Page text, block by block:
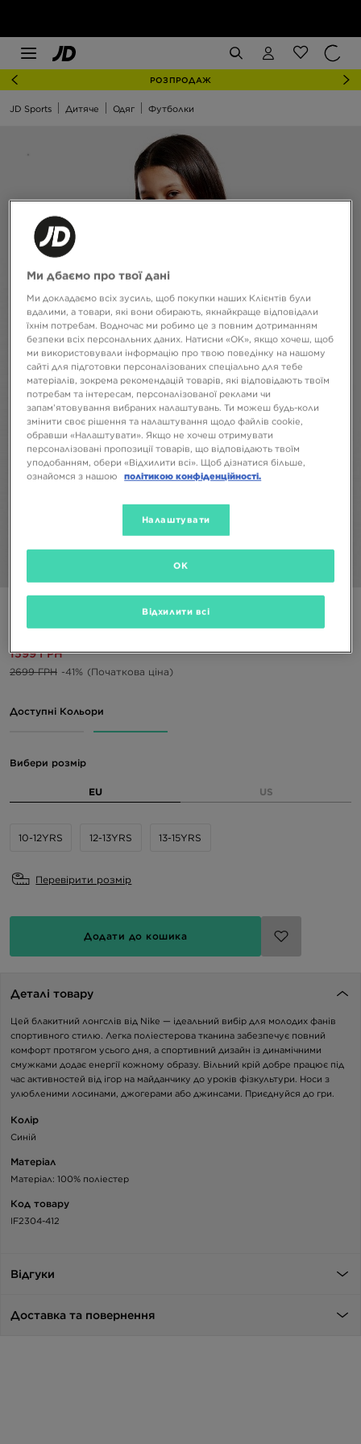
РОЗПРОДАЖ
JD Sports Дитяче Одяг Футболки
NIKE ФУТБОЛКА MESH JERSEY LS ТОП BOY
1599 ГРН
2699 ГРН -41% (Початкова ціна)
Доступні Кольори
Вибери розмір
EU US
10-12YRS 12-13YRS 13-15YRS
Перевірити розмір
Додати до кошика
Деталі товару
Цей блакитний лонгслів від Nike — ідеальний вибір для молодих фанів
спортивного стилю. Легка поліестерова тканина забезпечує повний
комфорт протягом усього дня, а спортивний дизайн із динамічними
смужками додає енергії кожному образу. Вільний крій добре працює під
час активностей від ігор на майданчику до уроків фізкультури. Носи з
улюбленими лосинами, джогерами або джинсами. Приєднуйся до гри.
Колір
Синій
Матеріал
Матеріал: 100% поліестер
Код товару
IF2304-412
Відгуки
Доставка та повернення
Ми дбаємо про твої дані
Ми докладаємо всіх зусиль, щоб покупки наших Клієнтів були
вдалими, а товари, які вони обирають, якнайкраще відповідали
їхнім потребам. Водночас ми робимо це з повним дотриманням
безпеки всіх персональних даних. Натисни «OK», якщо хочеш, щоб
ми використовували інформацію про твою поведінку на нашому
сайті для підготовки персоналізованих спеціально для тебе
матеріалів, зокрема рекомендацій товарів, які відповідають твоїм
потребам та інтересам, персоналізованої реклами чи
запам’ятовування вибраних налаштувань. Ти можеш будь-коли
змінити своє рішення та налаштування щодо файлів cookie,
обравши «Налаштувати». Якщо не хочеш отримувати
персоналізовані пропозиції товарів, що відповідають твоїм
уподобанням, обери «Відхилити всі». Щоб дізнатися більше,
ознайомся з нашою
політикою конфіденційності.
Налаштувати
Відхилити всі
OK